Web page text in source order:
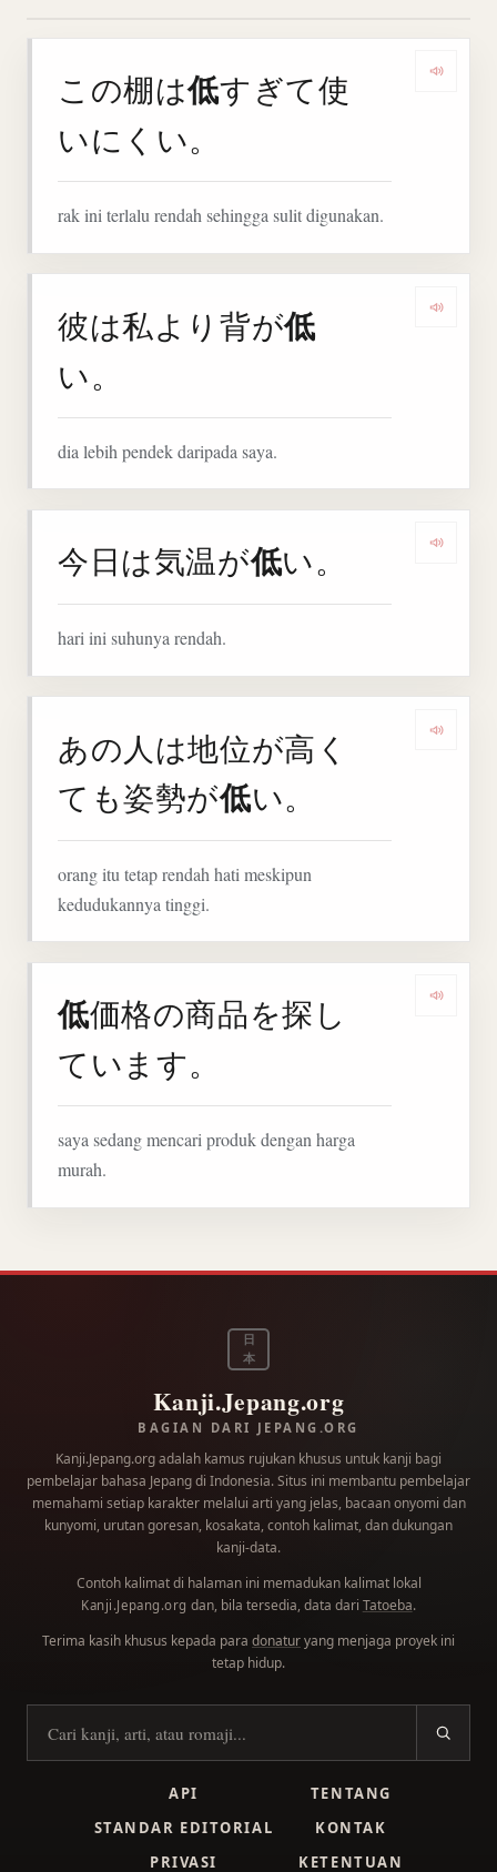
この棚は低すぎて使
いにくい。
rak ini terlalu rendah sehingga sulit digunakan.
彼は私より背が低
い。
dia lebih pendek daripada saya.
今日は気温が低い。
hari ini suhunya rendah.
あの人は地位が高く
ても姿勢が低い。
orang itu tetap rendah hati meskipun
kedudukannya tinggi.
低価格の商品を探し
ています。
saya sedang mencari produk dengan harga
murah.
日
本
Kanji.Jepang.org
BAGIAN DARI JEPANG.ORG
Kanji.Jepang.org adalah kamus rujukan khusus untuk kanji bagi
pembelajar bahasa Jepang di Indonesia. Situs ini membantu pembelajar
memahami setiap karakter melalui arti yang jelas, bacaan onyomi dan
kunyomi, urutan goresan, kosakata, contoh kalimat, dan dukungan
kanji-data.
Contoh kalimat di halaman ini memadukan kalimat lokal
Kanji.Jepang.org dan, bila tersedia, data dari Tatoeba.
Terima kasih khusus kepada para donaturyang menjaga proyek ini
tetap hidup.
Cari kanji
API
TENTANG
STANDAR EDITORIAL
KONTAK
PRIVASI
KETENTUAN